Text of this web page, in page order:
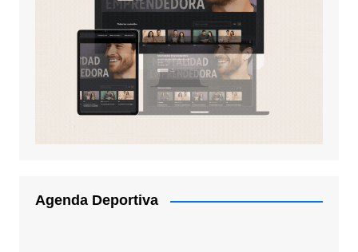
Agenda Deportiva